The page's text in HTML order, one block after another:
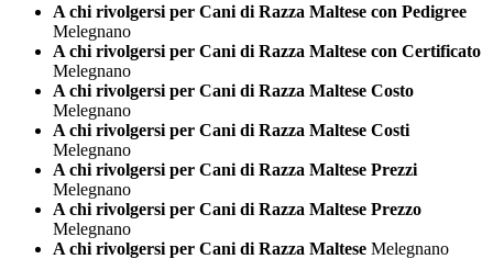
A chi rivolgersi per Cani di Razza Maltese con Pedigree
Melegnano
A chi rivolgersi per Cani di Razza Maltese con Certificato
Melegnano
A chi rivolgersi per Cani di Razza Maltese Costo
Melegnano
A chi rivolgersi per Cani di Razza Maltese Costi
Melegnano
A chi rivolgersi per Cani di Razza Maltese Prezzi
Melegnano
A chi rivolgersi per Cani di Razza Maltese Prezzo
Melegnano
A chi rivolgersi per Cani di Razza Maltese Melegnano